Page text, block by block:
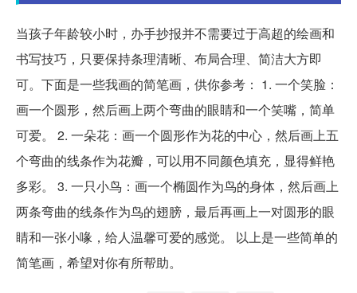
当孩子年龄较小时，办手抄报并不需要过于高超的绘画和
书写技巧，只要保持条理清晰、布局合理、简洁大方即
可。下面是一些我画的简笔画，供你参考： 1. 一个笑脸：
画一个圆形，然后画上两个弯曲的眼睛和一个笑嘴，简单
可爱。 2. 一朵花：画一个圆形作为花的中心，然后画上五
个弯曲的线条作为花瓣，可以用不同颜色填充，显得鲜艳
多彩。 3. 一只小鸟：画一个椭圆作为鸟的身体，然后画上
两条弯曲的线条作为鸟的翅膀，最后再画上一对圆形的眼
睛和一张小喙，给人温馨可爱的感觉。 以上是一些简单的
简笔画，希望对你有所帮助。